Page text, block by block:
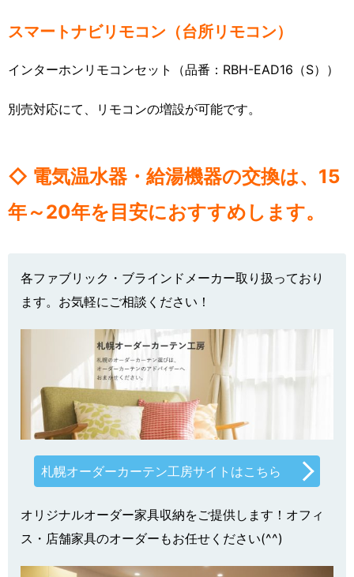
スマートナビリモコン（台所リモコン）
インターホンリモコンセット（品番：RBH-EAD16（S））
別売対応にて、リモコンの増設が可能です。
◇ 電気温水器・給湯機器の交換は、15
年～20年を目安におすすめします。
各ファブリック・ブラインドメーカー取り扱っており
ます。お気軽にご相談ください！
札幌オーダーカーテン工房サイトはこちら
オリジナルオーダー家具収納をご提供します！オフィ
ス・店舗家具のオーダーもお任せください(^^)